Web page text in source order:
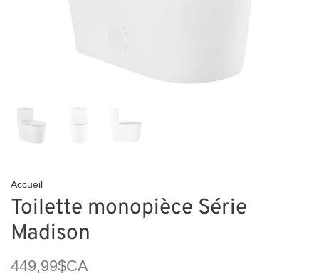
Accueil
Toilette monopièce Série
Madison
449,99$CA